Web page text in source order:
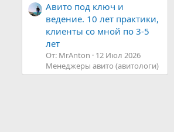
Авито под ключ и
ведение. 10 лет практики,
клиенты со мной по 3-5
лет
От: MrAnton
12 Июл 2026
Менеджеры авито (авитологи)